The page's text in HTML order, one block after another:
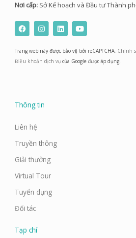
Nơi cấp: Sở Kế hoạch và Đầu tư Thành
F
a
c
b
o
I
n
s
a
g
L
i
n
k
e
d
Y
o
u
t
u
b
Trang web này được bảo vệ bởi reCAPTCHA, Chính
Điều khoản dịch vụ của Google được áp dụng.
Thông tin
Liên hệ
Truyền thông
Giải thưởng
Virtual Tour
Tuyển dụng
Đối tác
Tạp chí